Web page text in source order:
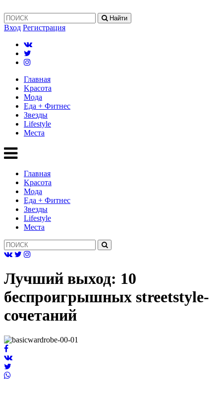
Найти
Вход Регистрация
Главная
Kрасота
Мода
Еда + Фитнес
Звезды
Lifestyle
Mеста
Главная
Kрасота
Мода
Еда + Фитнес
Звезды
Lifestyle
Mеста
Лучший выход: 10
беспроигрышных streetstyle-
сочетаний